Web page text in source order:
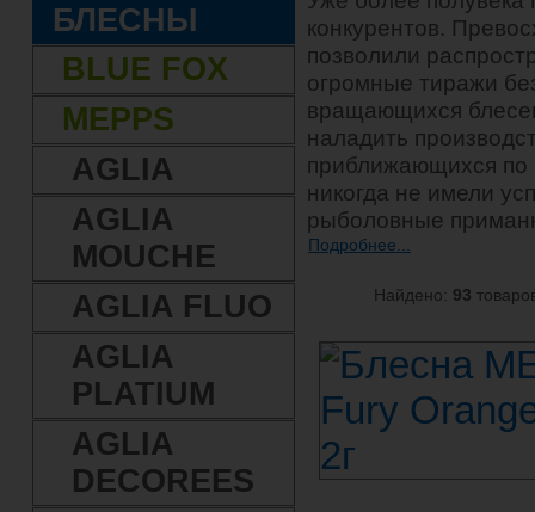
БЛЕСНЫ
BLUE FOX
MEPPS
AGLIA
AGLIA
MOUCHE
AGLIA FLUO
AGLIA
PLATIUM
AGLIA
DECOREES
конкурентов.
позволили
огромные тиражи
вращающихся
наладить
приближающихся по
никогда не имели
рыболовные
Подробнее...
Найдено: 93